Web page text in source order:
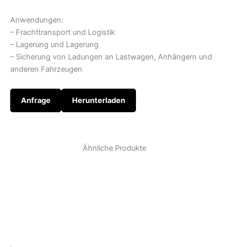
Anwendungen:
– Frachttransport und Logistik
– Lagerung und Lagerung
– Sicherung von Ladungen an Lastwagen, Anhängern und
anderen Fahrzeugen
Anfrage Herunterladen
Ähnliche Produkte